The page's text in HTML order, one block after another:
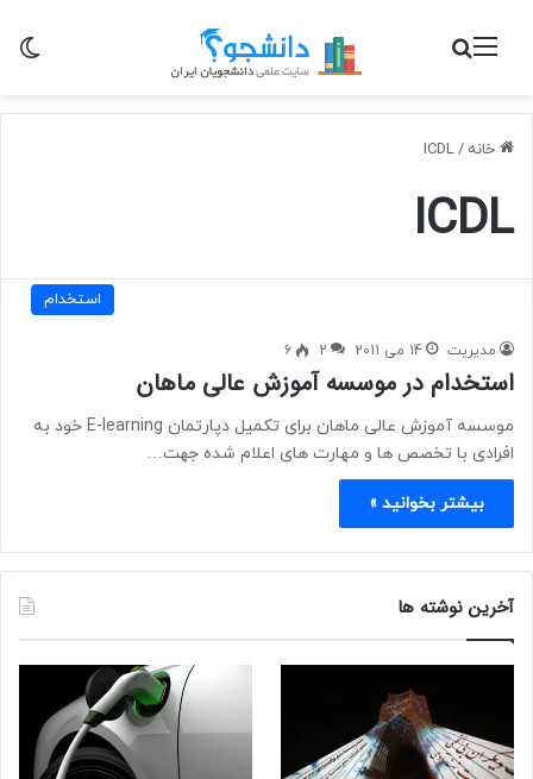
منو جستجو برای
خانه /
ICDL
ICDL
استخدام
مدیریت 14 می 2011 2
6
استخدام در موسسه آموزش عالی ماهان
موسسه آموزش عالی ماهان برای تکمیل دپارتمان E-learning خود به
افرادی با تخصص ها و مهارت های اعلام شده جهت…
بیشتر بخوانید »
آخرین نوشته ها